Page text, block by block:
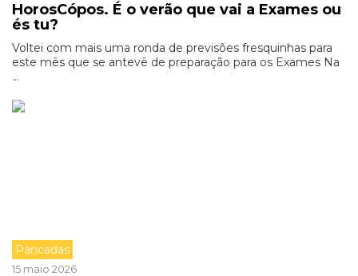
HorosCópos. É o verão que vai a Exames ou
és tu?
Voltei com mais uma ronda de previsões fresquinhas para
este mês que se antevê de preparação para os Exames Na
...
Pancadas
15 maio 2026